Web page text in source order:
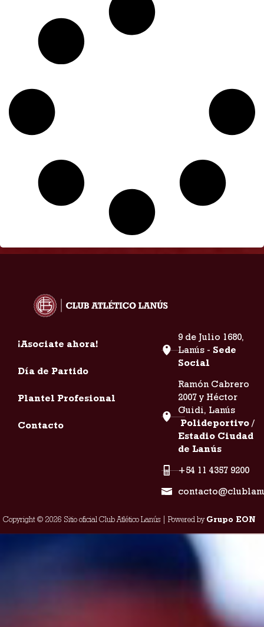
¡Asociate ahora!
Día de Partido
Plantel Profesional
Contacto
9 de Julio 1680,
Lanús - Sede
Social
Ramón Cabrero
2007 y Héctor
Guidi, Lanús
Polideportivo /
Estadio Ciudad
de Lanús
+54 11 4357 9200
Copyright © 2026 Sitio oficial Club Atlético Lanús | Powered byGrupo EON